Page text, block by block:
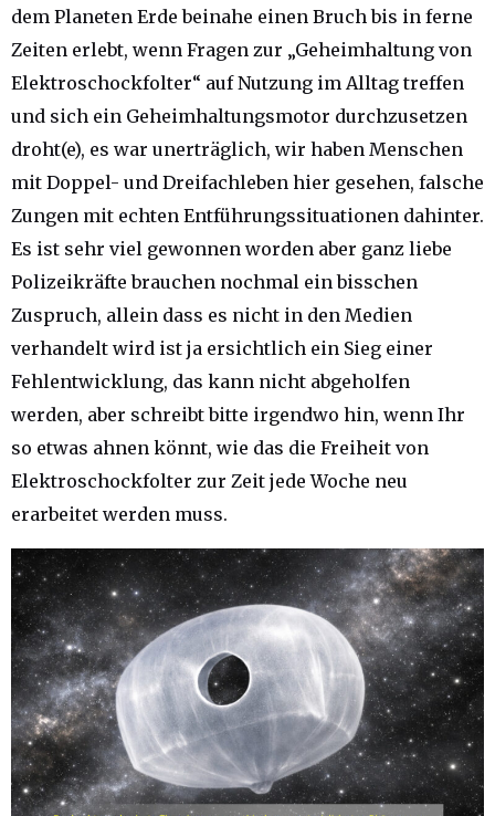
dem Planeten Erde beinahe einen Bruch bis in ferne
Zeiten erlebt, wenn Fragen zur „Geheimhaltung von
Elektroschockfolter“ auf Nutzung im Alltag treffen
und sich ein Geheimhaltungsmotor durchzusetzen
droht(e), es war unerträglich, wir haben Menschen
mit Doppel- und Dreifachleben hier gesehen, falsche
Zungen mit echten Entführungssituationen dahinter.
Es ist sehr viel gewonnen worden aber ganz liebe
Polizeikräfte brauchen nochmal ein bisschen
Zuspruch, allein dass es nicht in den Medien
verhandelt wird ist ja ersichtlich ein Sieg einer
Fehlentwicklung, das kann nicht abgeholfen
werden, aber schreibt bitte irgendwo hin, wenn Ihr
so etwas ahnen könnt, wie das die Freiheit von
Elektroschockfolter zur Zeit jede Woche neu
erarbeitet werden muss.